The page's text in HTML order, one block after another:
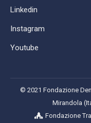
Linkedin
Instagram
Youtube
© 2021 Fondazione
Mirandola
Fondazione